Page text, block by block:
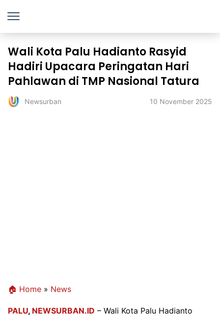
Wali Kota Palu Hadianto Rasyid
Hadiri Upacara Peringatan Hari
Pahlawan di TMP Nasional Tatura
Newsurban 10 November 2025
🏠 Home » News
PALU, NEWSURBAN.ID – Wali Kota Palu Hadianto